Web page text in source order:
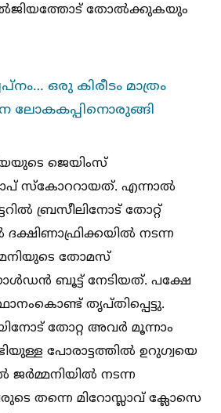
തോല്‍ക്കുകയും
ഒരു കിരീടം മാത്രം
ലോകകപ്പിനൊരുങ്ങി
ജെയിംസ്
സ്കോററായത്. എന്നാല്‍
ബ്രസീലിനോട് തോറ്റ്
ദക്ഷിണാഫ്രിക്കയില്‍ നടന്ന
തോമസ്
ബൂട്ട് നേടിയത്. പക്ഷേ
തൃപ്തിപ്പെട്ടു.
തോറ്റ അവർ മൂന്നാം
പോരാട്ടത്തില്‍ ഉറുഗ്വയെ
ജർമ്മനിയില്‍ നടന്ന
തന്നെ മിറോസ്ലാവ് ക്ലോസെ